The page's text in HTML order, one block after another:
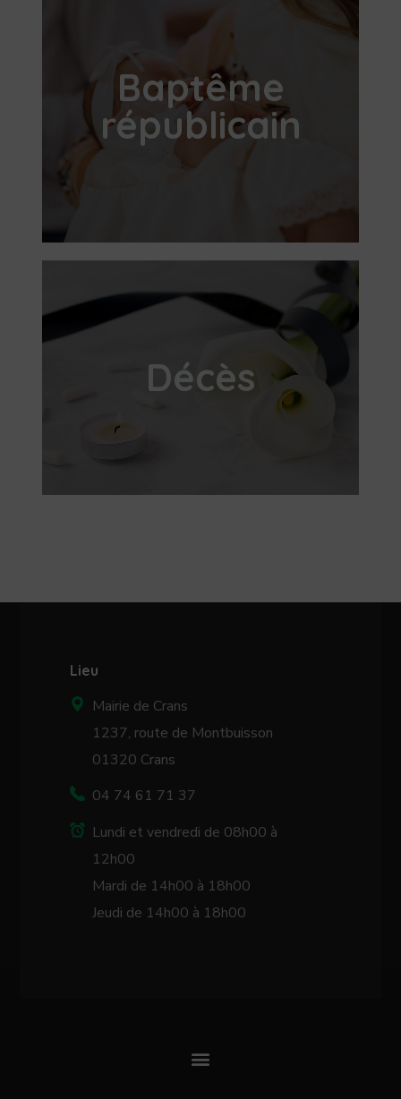
Baptême
républicain​
Décès
Lieu
Mairie de Crans
1237, route de Montbuisson
01320 Crans
04 74 61 71 37
Lundi et vendredi de 08h00 à
12h00
Mardi de 14h00 à 18h00
Jeudi de 14h00 à 18h00